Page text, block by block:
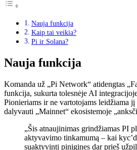
Nauja funkcija
Kaip tai veikia?
Pi ir Solana?
Nauja funkcija
Komanda už „Pi Network“ atidengtas
funkcija, sukurta tolesnėje AI
Pionieriams ir ne vartotojams leidžiama
dalyvauti „Mainnet“ ekosistemoje
„Šis atnaujinimas grindžiamas PI
aktyvavimo tinkamumą – kai
suaktyvinti pinigines dar prieš